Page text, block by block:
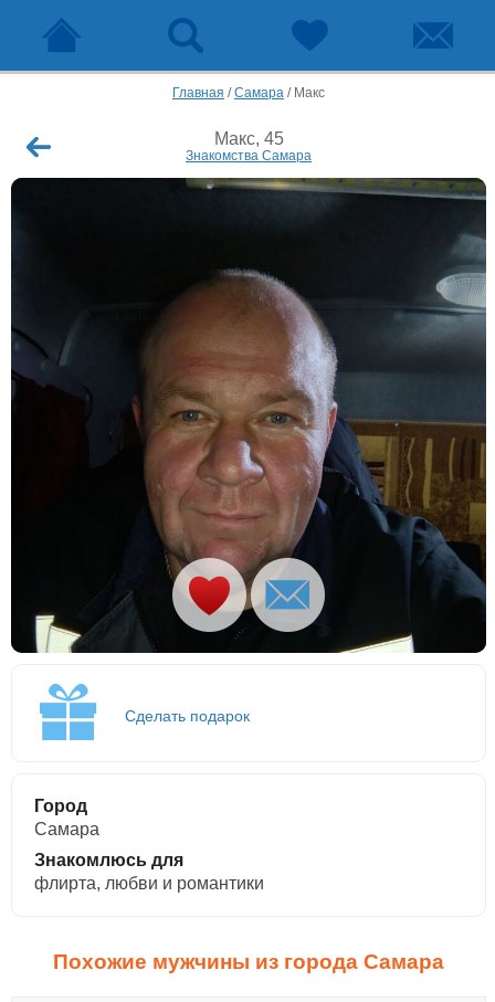
Главная /Самара / Макс
Макс, 45
Знакомства Самара
Сделать подарок
Город
Самара
Знакомлюсь для
флирта, любви и романтики
Похожие мужчины из города Самара